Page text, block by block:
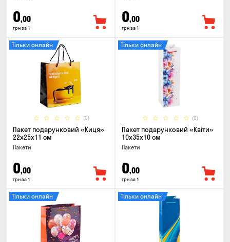
0,00
грн за 1
0,00
грн за 1
(0)
Тільки онлайн
Пакет подарунковий «Киця»
22x25x11 см
Пакети
0,00
грн за 1
(0)
Тільки онлайн
Пакет подарунковий «Квіти»
10x35x10 см
Пакети
0,00
грн за 1
Тільки онлайн Тільки онлайн